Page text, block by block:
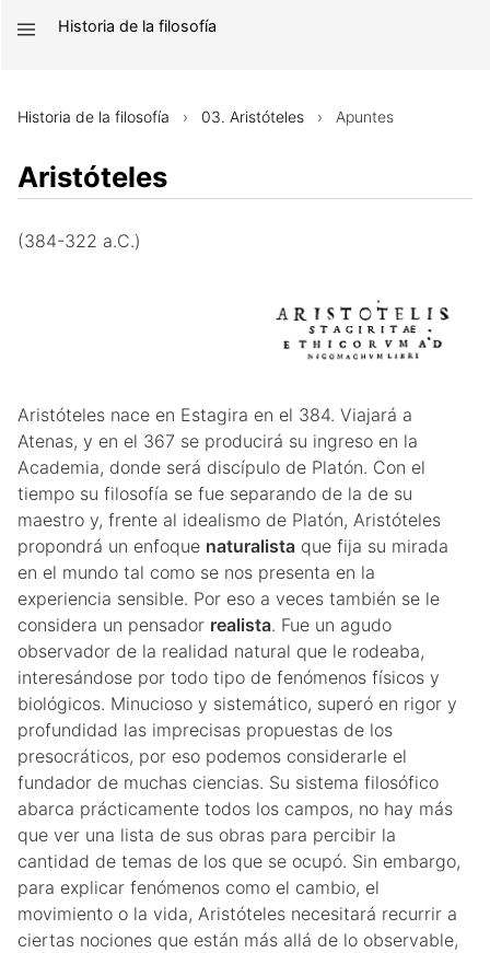
01. Los presocráticos
Apuntes
Textos
02. Platón
Apuntes
03. Aristóteles
Apuntes
Texto
Glosario
05. Tomás de Aquino
Apuntes
Texto
Glosario
06. Descartes
Apuntes
Texto
Glosario
07. Hume
Apuntes
Texto
Glosario
08. Rousseau
Apuntes
Texto
Glosario
09. Kant
Apuntes
Texto
Glosario
10. Marx
Apuntes
Texto
Glosario
11. Nietzsche
Apuntes
Texto
Glosario
12. Siglo XX
Apuntes
Texto Ortega
Texto Arendt
Glosario
Historia de la filosofía
Historia de la filosofía › 03. Aristóteles › Apuntes
Aristóteles
(384-322 a.C.)
Aristóteles nace en Estagira en el 384. Viajará a
Atenas, y en el 367 se producirá su ingreso en la
Academia, donde será discípulo de Platón. Con el
tiempo su filosofía se fue separando de la de su
maestro y, frente al idealismo de Platón, Aristóteles
propondrá un enfoque naturalista que fija su mirada
en el mundo tal como se nos presenta en la
experiencia sensible. Por eso a veces también se le
considera un pensador realista. Fue un agudo
observador de la realidad natural que le rodeaba,
interesándose por todo tipo de fenómenos físicos y
biológicos. Minucioso y sistemático, superó en rigor y
profundidad las imprecisas propuestas de los
presocráticos, por eso podemos considerarle el
fundador de muchas ciencias. Su sistema filosófico
abarca prácticamente todos los campos, no hay más
que ver una lista de sus obras para percibir la
cantidad de temas de los que se ocupó. Sin embargo,
para explicar fenómenos como el cambio, el
movimiento o la vida, Aristóteles necesitará recurrir a
ciertas nociones que están más allá de lo observable,